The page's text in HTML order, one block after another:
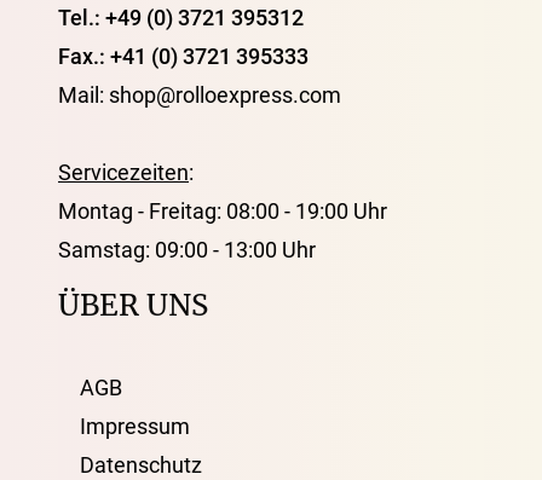
Tel.: +49 (0) 3721 395312
Fax.: +41 (0) 3721 395333
Mail: shop@rolloexpress.com
Servicezeiten:
Montag - Freitag: 08:00 - 19:00 Uhr
Samstag: 09:00 - 13:00 Uhr
ÜBER UNS
AGB
Impressum
Datenschutz